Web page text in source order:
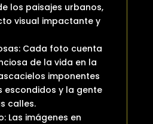
los paisajes urbanos,
visual impactante y
Cada foto cuenta
de la vida en la
imponentes
escondidos y la gente
calles.
Las imágenes en